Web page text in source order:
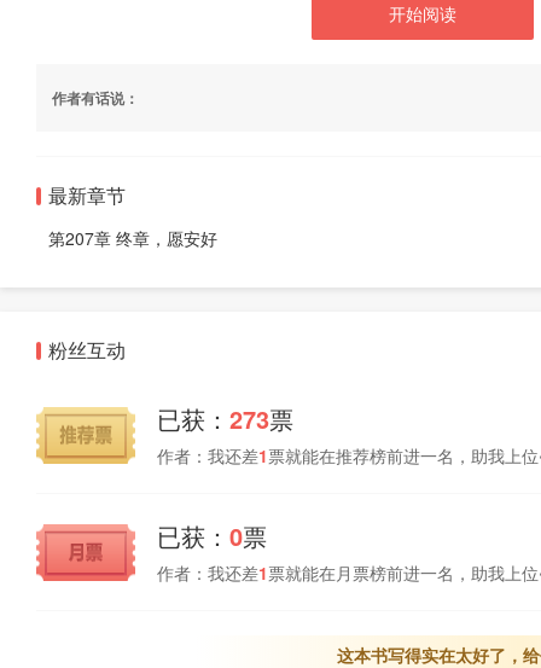
开始阅读
作者有话说：
最新章节
第207章 终章，愿安好
粉丝互动
已获： 273票
作者：我还差1票就能在推荐榜前进一名，助我上
已获： 0票
作者：我还差1票就能在月票榜前进一名，助我上
这本书写得实在太好了，